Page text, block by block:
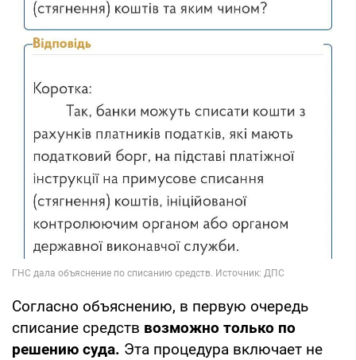
Согласно объяснению, в первую очередь
списание средств возможно только по
решению суда. Эта процедура включает не